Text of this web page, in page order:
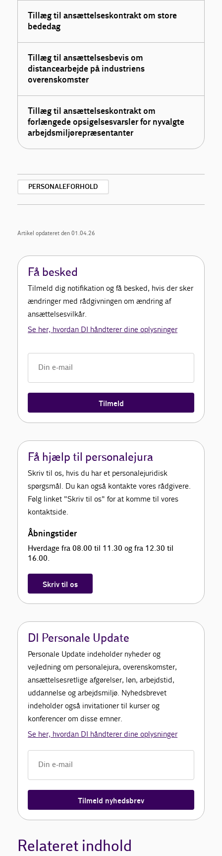
Tillæg til ansættelseskontrakt om store
bededag
Tillæg til ansættelsesbevis om
distancearbejde på industriens
overenskomster
Tillæg til ansættelseskontrakt om
forlængede opsigelsesvarsler for nyvalgte
arbejdsmiljørepræsentanter
PERSONALEFORHOLD
Artikel opdateret den 01.04.26
Få besked
Tilmeld dig notifikation og få besked, hvis der sker
ændringer med rådgivningen om ændring af
ansættelsesvilkår.
Se her, hvordan DI håndterer dine oplysninger
Tilmeld
Få hjælp til personalejura
Skriv til os, hvis du har et personalejuridisk
spørgsmål. Du kan også kontakte vores rådgivere.
Følg linket "Skriv til os" for at komme til vores
kontaktside.
Åbningstider
Hverdage fra 08.00 til 11.30 og fra 12.30 til
16.00.
Skriv til os
DI Personale Update
Personale Update indeholder nyheder og
vejledning om personalejura, overenskomster,
ansættelsesretlige afgørelser, løn, arbejdstid,
uddannelse og arbejdsmiljø. Nyhedsbrevet
indeholder også invitationer til kurser og
konferencer om disse emner.
Se her, hvordan DI håndterer dine oplysninger
Tilmeld nyhedsbrev
Relateret indhold